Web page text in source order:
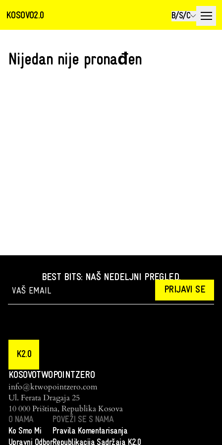
KOSOVO2.0 B/S/C
Nijedan nije pronađen
BEST BITS: NAŠ NEDELJNI PREGLED.
PRIJAVI SE
K2.0
KOSOVOTWOPOINTZERO
info@ktwopointzero.com
Ul. Ferata Dragaja 25
10 000 Priština, Republika Kosova
O NAMA
Ko Smo Mi
Upravni Odbor
POVEŽI SE S NAMA
Pravila Komentarisanja
Republikacija Sadržaja K2.0